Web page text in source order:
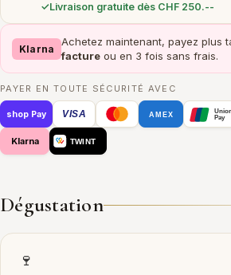
Livraison gratuite dès CHF 250.--
Klarna
Achetez maintenant, payez plus
facture ou en 3 fois sans frais.
PAYER EN TOUTE SÉCURITÉ AVEC
shop Pay VISA AMEX
Pay
Klarna TWINT
Dégustation
🍷